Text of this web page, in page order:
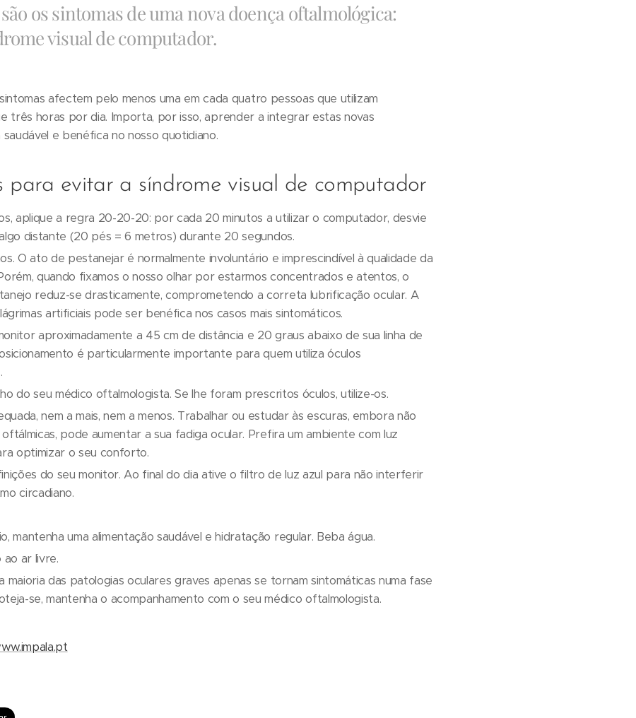
os sintomas de uma nova doença oftalmológica:
visual de computador.
afectem pelo menos uma em cada quatro pessoas que utilizam
três horas por dia. Importa, por isso, aprender a integrar estas novas
e benéfica no nosso quotidiano.
para evitar a síndrome visual de computador
aplique a regra 20-20-20: por cada 20 minutos a utilizar o computador, desvie
distante (20 pés = 6 metros) durante 20 segundos.
O ato de pestanejar é normalmente involuntário e imprescindível à qualidade da
quando fixamos o nosso olhar por estarmos concentrados e atentos, o
reduz-se drasticamente, comprometendo a correta lubrificação ocular. A
artificiais pode ser benéfica nos casos mais sintomáticos.
aproximadamente a 45 cm de distância e 20 graus abaixo de sua linha de
é particularmente importante para quem utiliza óculos
do seu médico oftalmologista. Se lhe foram prescritos óculos, utilize-os.
nem a mais, nem a menos. Trabalhar ou estudar às escuras, embora não
pode aumentar a sua fadiga ocular. Prefira um ambiente com luz
optimizar o seu conforto.
do seu monitor. Ao final do dia ative o filtro de luz azul para não interferir
circadiano.
mantenha uma alimentação saudável e hidratação regular. Beba água.
ao ar livre.
maioria das patologias oculares graves apenas se tornam sintomáticas numa fase
se, mantenha o acompanhamento com o seu médico oftalmologista.